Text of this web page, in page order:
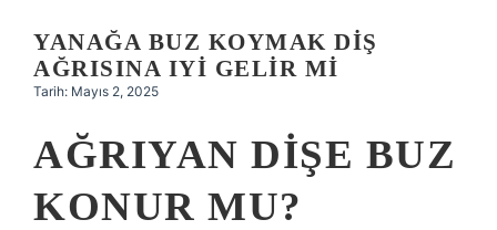
YANAĞA BUZ KOYMAK DIŞ
AĞRISINA IYI GELIR MI
Tarih: Mayıs 2, 2025
AĞRIYAN DIŞE BUZ
KONUR MU?